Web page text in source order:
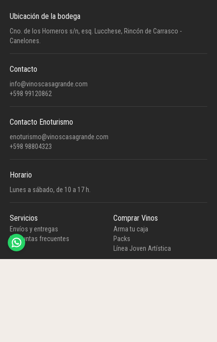
Ubicación de la bodega
Cno. de los Horneros s/n, esq. Lucchese, Rincón de Carrasco -
Canelones.
Contacto
info@vinoscasagrande.com
+598 99120862
Contacto Enoturismo
enoturismo@vinoscasagrande.com
+598 98804323
Horario
Lunes a sábado, de 10 a 17 h.
Servicios
Envíos y entregas
Preguntas frecuentes
Comprar Vinos
Arma tu caja
Packs
Línea Joven Artística